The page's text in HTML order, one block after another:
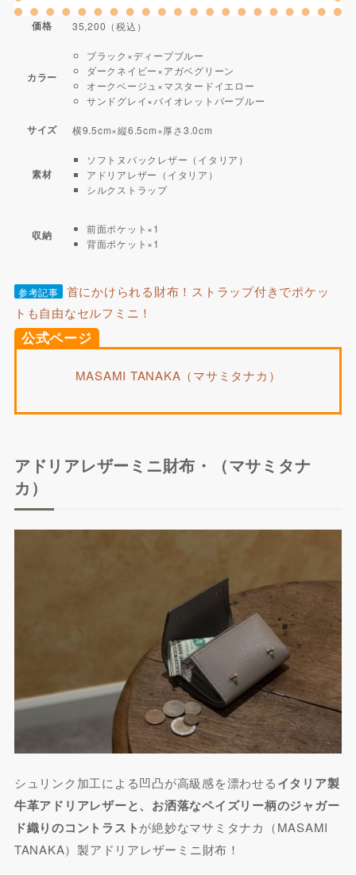
価格 35,200（税込）
カラー
ブラック×ディープブルー
ダークネイビー×アガベグリーン
オークベージュ×マスタードイエロー
サンドグレイ×バイオレットパープルー
サイズ 横9.5cm×縦6.5cm×厚さ3.0cm
素材
ソフトヌバックレザー（イタリア）
アドリアレザー（イタリア）
シルクストラップ
収納
前面ポケット×1
背面ポケット×1
参考記事
首にかけられる財布！ストラップ付きでポケッ
トも自由なセルフミニ！
公式ページ
MASAMI TANAKA（マサミタナカ）
アドリアレザーミニ財布・（マサミタナ
カ）
シュリンク加工による凹凸が高級感を漂わせるイタリア製
牛革アドリアレザーと、お洒落なペイズリー柄のジャガー
ド織りのコントラストが絶妙なマサミタナカ（MASAMI
TANAKA）製アドリアレザーミニ財布！